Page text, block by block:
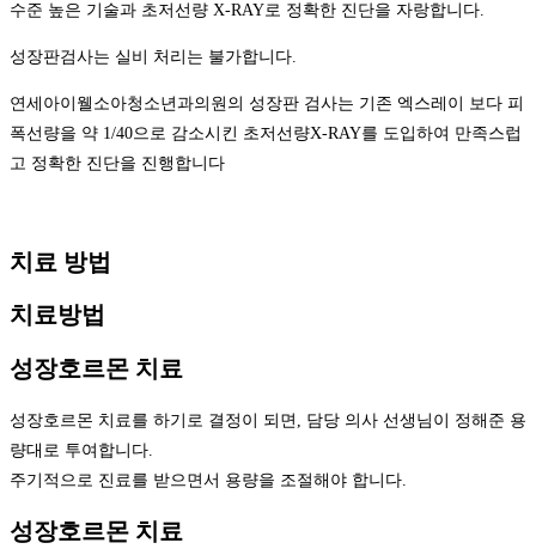
수준 높은 기술과 초저선량 X-RAY로 정확한 진단을 자랑합니다.
성장판검사는 실비 처리는 불가합니다.
연세아이웰소아청소년과의원의 성장판 검사는 기존 엑스레이 보다 피
폭선량을 약 1/40으로 감소시킨 초저선량X-RAY를 도입하여 만족스럽
고 정확한 진단을 진행합니다
치료 방법
치료방법
성장호르몬 치료
성장호르몬 치료를 하기로 결정이 되면, 담당 의사 선생님이 정해준 용
량대로 투여합니다.
주기적으로 진료를 받으면서 용량을 조절해야 합니다.
성장호르몬 치료